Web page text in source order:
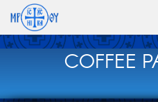
COFFEE